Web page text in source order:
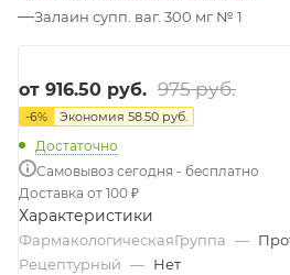
—Залаин супп. ваг. 300 мг № 1
от 916.50 руб. 975 руб.
-6% Экономия 58.50 руб.
Достаточно
Самовывоз сегодня - бесплатно
Доставка от 100 ₽
Характеристики
ФармакологическаяГруппа —
Рецептурный — Нет